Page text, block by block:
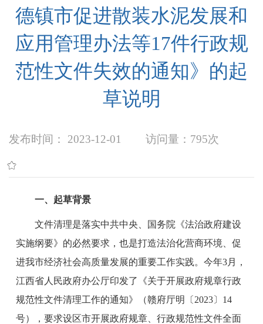
德镇市促进散装水泥发展和
应用管理办法等17件行政规
范性文件失效的通知》的起
草说明
发布时间： 2023-12-01 访问量： 795次
一、起草背景
文件清理是落实中共中央、国务院《法治政府建设
实施纲要》 的必然要求，也是打造法治化营商环境、促
进我市经济社会高质量发展的重要工作实践。 今年3月，
江西省人民政府办公厅印发了《关于开展政府规章行政
规范性文件清理工作的通知》（赣府厅明〔2023〕14
号），要求设区市开展政府规章、行政规范性文件全面